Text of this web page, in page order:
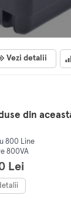
Vezi detalii
din
800 Line
800VA
Lei